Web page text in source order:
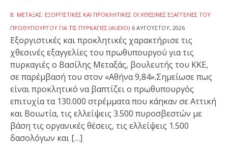
Β. ΜΕΤΑΞΆΣ: ΕΞΟΡΓΙΣΤΙΚΈΣ ΚΑΙ ΠΡΟΚΛΗΤΙΚΈΣ ΟΙ ΧΘΕΣΙΝΈΣ ΕΞΑΓΓΕΛΊΕΣ ΤΟΥ
ΠΡΩΘΥΠΟΥΡΓΟΎ ΓΙΑ ΤΙΣ ΠΥΡΚΑΓΙΈΣ (AUDIO) 6 ΑΥΓΟΎΣΤΟΥ, 2026
Εξοργιστικές και προκλητικές χαρακτήρισε τις
χθεσινές εξαγγελίες του πρωθυπουργού για τις
πυρκαγιές ο Βασίλης Μεταξάς, βουλευτής του ΚΚΕ,
σε παρέμβασή του στον «Αθήνα 9,84».Σημείωσε πως
είναι προκλητικό να βαπτίζει ο πρωθυπουργός
επιτυχία τα 130.000 στρέμματα που κάηκαν σε Αττική
και Βοιωτία, τις ελλείψεις 3.500 πυροσβεστών με
βάση τις οργανικές θέσεις, τις ελλείψεις 1.500
δασολόγων και […]